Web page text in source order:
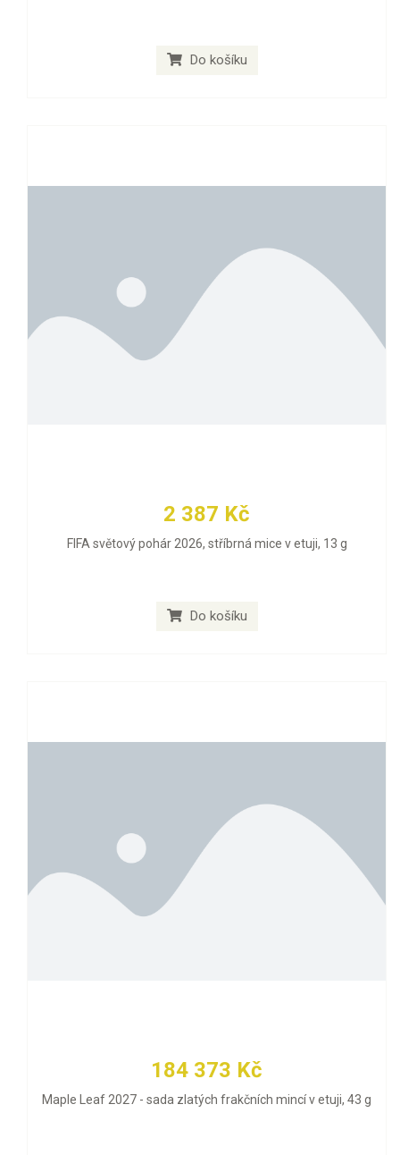
Do košíku
2 387 Kč
FIFA světový pohár 2026, stříbrná mice v etuji, 13 g
Do košíku
184 373 Kč
Maple Leaf 2027 - sada zlatých frakčních mincí v etuji, 43 g